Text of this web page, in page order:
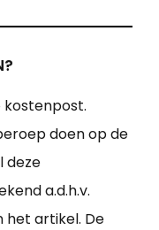
kostenpost.
doen op de
deze
a.d.h.v.
het artikel. De